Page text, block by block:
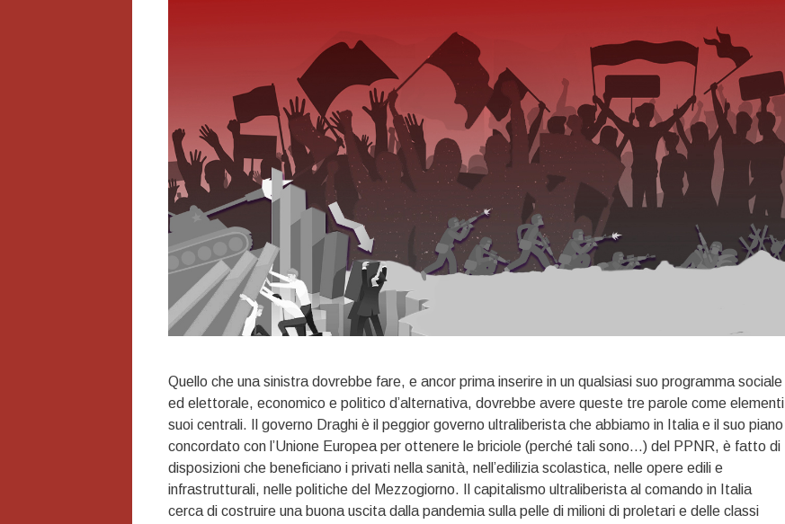
Quello che una sinistra dovrebbe fare, e ancor prima inserire in un qualsiasi suo programma sociale
ed elettorale, economico e politico d’alternativa, dovrebbe avere queste tre parole come elementi
suoi centrali. Il governo Draghi è il peggior governo ultraliberista che abbiamo in Italia e il suo piano
concordato con l’Unione Europea per ottenere le briciole (perché tali sono…) del PPNR, è fatto di
disposizioni che beneficiano i privati nella sanità, nell’edilizia scolastica, nelle opere edili e
infrastrutturali, nelle politiche del Mezzogiorno. Il capitalismo ultraliberista al comando in Italia
cerca di costruire una buona uscita dalla pandemia sulla pelle di milioni di proletari e delle classi